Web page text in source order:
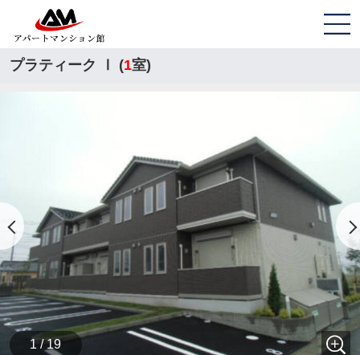
プラティーク Ⅰ (1室)
1 / 19